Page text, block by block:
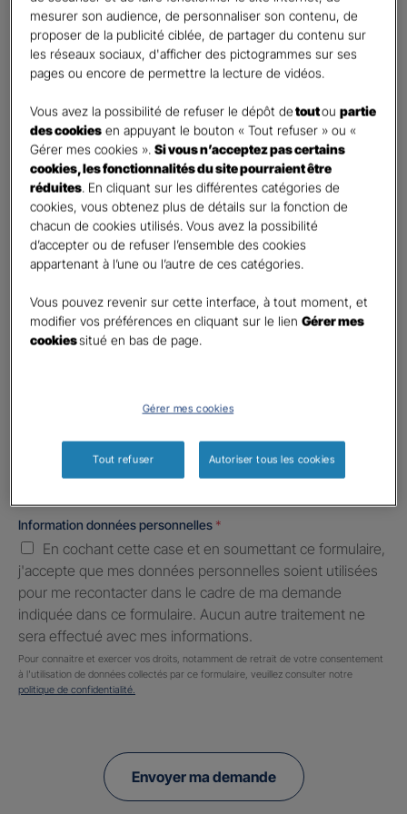
Etes-vous déjà client Gan assurances ?*
Oui
Civilité*
Madame
Monsieur
Contact*
First Last
United
States
Information données personnelles *
En cochant cette case et en soumettant ce formulaire,
j'accepte que mes données personnelles soient utilisées
pour me recontacter dans le cadre de ma demande
indiquée dans ce formulaire. Aucun autre traitement ne
sera effectué avec mes informations.
Pour connaitre et exercer vos droits, notamment de retrait de votre consentement
à l'utilisation de données collectés par ce formulaire, veuillez consulter notre
politique de confidentialité.
Envoyer ma demande
mesurer son audience, de personnaliser son contenu, de
proposer de la publicité ciblée, de partager du contenu sur
les réseaux sociaux, d'afficher des pictogrammes sur ses
pages ou encore de permettre la lecture de vidéos.
Vous avez la possibilité de refuser le dépôt detoutoupartie
des cookies en appuyant le bouton « Tout refuser » ou «
Gérer mes cookies ».Si vous n’acceptez pas certains
cookies, les fonctionnalités du site pourraient être
réduites. En cliquant sur les différentes catégories de
cookies, vous obtenez plus de détails sur la fonction de
chacun de cookies utilisés. Vous avez la possibilité
d’accepter ou de refuser l’ensemble des cookies
appartenant à l’une ou l’autre de ces catégories.
Vous pouvez revenir sur cette interface, à tout moment, et
modifier vos préférences en cliquant sur le lienGérer mes
cookiessitué en bas de page.
Gérer mes cookies
Tout refuser Autoriser tous les cookies